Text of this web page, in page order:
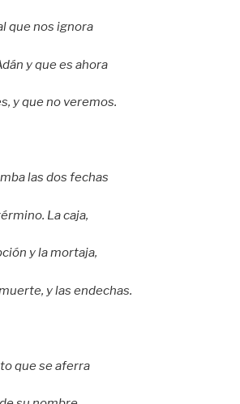
que nos ignora
y que es ahora
y que no veremos.
las dos fechas
La caja,
y la mortaja,
y las endechas.
que se aferra